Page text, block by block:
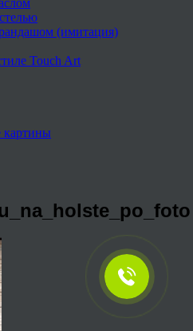
(имитация)
Touch Art